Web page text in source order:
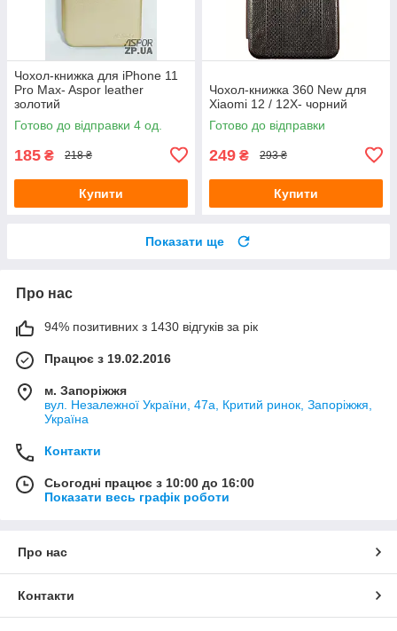
Чохол-книжка для iPhone 11
Pro Max- Aspor leather
золотий
Готово до відправки 4 од.
185 ₴ 218 ₴
Купити
Чохол-книжка 360 New для
Xiaomi 12 / 12X- чорний
Готово до відправки
249 ₴ 293 ₴
Купити
Показати ще
Про нас
94% позитивних з 1430 відгуків за рік
Працює з 19.02.2016
м. Запоріжжя
вул. Незалежної України, 47а, Критий ринок, Запоріжжя,
Україна
Контакти
Сьогодні працює з 10:00 до 16:00
Показати весь графік роботи
Про нас
Контакти